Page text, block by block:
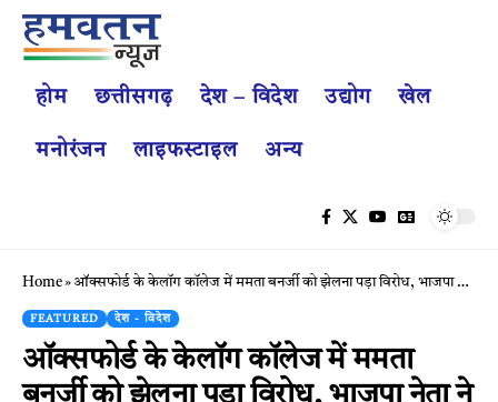
होम छत्तीसगढ़ देश – विदेश उद्योग खेल
मनोरंजन लाइफस्टाइल अन्य
Home»ऑक्सफोर्ड के केलॉग कॉलेज में ममता बनर्जी को झेलना पड़ा विरोध, भाजपा नेता ने कही ये बात
FEATURED देश - विदेश
ऑक्सफोर्ड के केलॉग कॉलेज में ममता